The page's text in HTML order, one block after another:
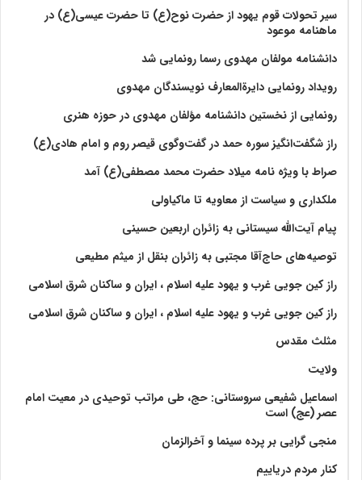
سیر تحولات قوم یهود از حضرت نوح(ع) تا حضرت عیسی(ع) در
ماهنامه موعود
دانشنامه مولفان مهدوی رسما رونمایی شد
رویداد رونمایی دایرةالمعارف نویسندگان مهدوی
رونمایی از نخستین دانشنامه مؤلفان مهدوی در حوزه هنری
راز شگفت‌انگیز سوره حمد در گفت‌وگوی قیصر روم و امام هادی(ع)
صراط با ویژه نامه میلاد حضرت محمد مصطفی(ع) آمد
ملکداری و سیاست از معاویه تا ماکیاولی
پیام آیت‌الله سیستانی به زائران اربعین حسینی
توصیه‌های حاج‌آقا مجتبی به زائران بنقل از میثم مطیعی
راز کین جویی غرب و یهود علیه اسلام ، ایران و ساکنان شرق اسلامی
راز کین جویی غرب و یهود علیه اسلام ، ایران و ساکنان شرق اسلامی
مثلث مقدس
ولايت‏
اسماعیل شفیعی سروستانی: حج، طی مراتب توحیدی در معیت امام
عصر (عج) است
منجی گرایی بر پرده سینما و آخرالزمان
کنار مردم دریاییم